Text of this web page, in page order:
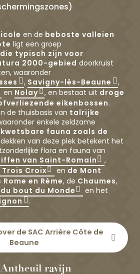
en de beboste valleien
ligt een groep
typisch zijn voor
2000-gebied doorkruist
waaronder
, Savigny-lès-Beaune
,
en Nolay , en bestaat uit droge
eikenbossen.
de thuisbasis van talrijke
enkele zeldzame
kwetsbare fauna zoals de
van deze plek betekent het
flora en fauna van
van Saint-Romain
,
Croix
en de Mont
en Rème, de Chaumes,
bout du Monde
en het
.
de SAC Arrière Côte de
Beaune
ravijn